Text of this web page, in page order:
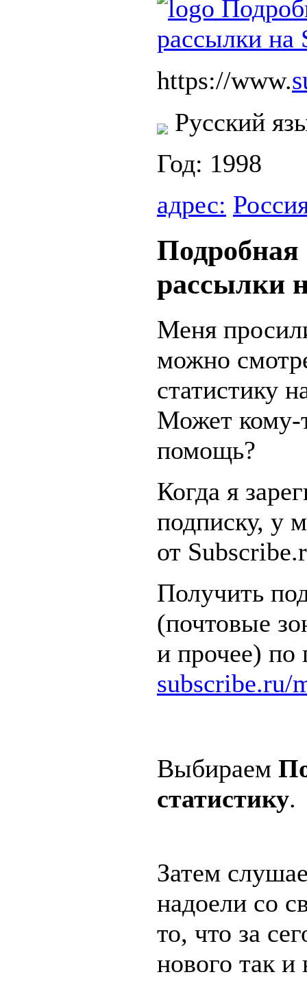
https://www.
Русский
Год: 1998
адрес:
Подробная
рассылки
Меня
можно
статистику
Может кому-
помощь?
Когда я
подписку, у
от
Получить
(почтовые
и прочее) по
subscribe.ru/
Выбираем
статистику.
Затем
надоели со
то, что за
нового так и